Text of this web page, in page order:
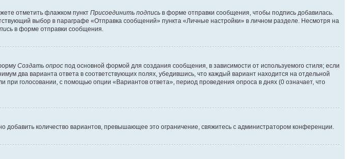
отметить флажком пункт Присоединить подпись в форме отправки сообщения, чтобы подпись добавилась.
выбор в параграфе «Отправка сообщений» пункта «Личные настройки» в личном разделе. Несмотря на
в форме отправки сообщения.
Создать опрос под основной формой для создания сообщения, в зависимости от используемого стиля; если
два варианта ответа в соответствующих полях, убедившись, что каждый вариант находится на отдельной
при голосовании, с помощью опции «Вариантов ответа», период проведения опроса в днях (0 означает, что
количество вариантов, превышающее это ограничение, свяжитесь с администратором конференции.